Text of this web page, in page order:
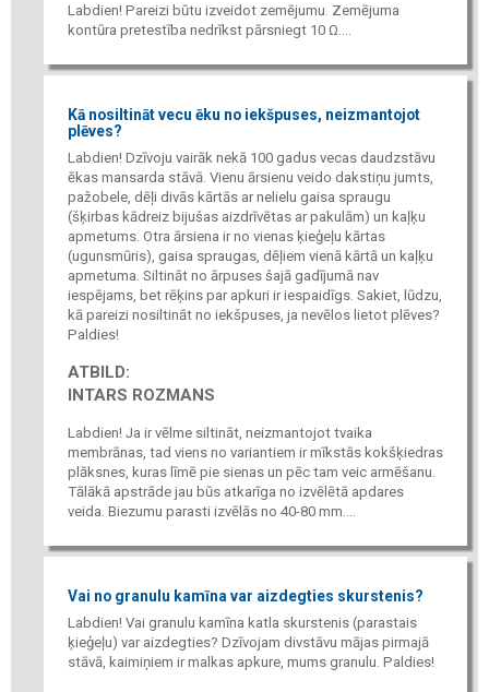
Labdien! Pareizi būtu izveidot zemējumu. Zemējuma
kontūra pretestība nedrīkst pārsniegt 10 Ω....
Kā nosiltināt vecu ēku no iekšpuses, neizmantojot
plēves?
Labdien! Dzīvoju vairāk nekā 100 gadus vecas daudzstāvu
ēkas mansarda stāvā. Vienu ārsienu veido dakstiņu jumts,
pažobele, dēļi divās kārtās ar nelielu gaisa spraugu
(šķirbas kādreiz bijušas aizdrīvētas ar pakulām) un kaļķu
apmetums. Otra ārsiena ir no vienas ķieģeļu kārtas
(ugunsmūris), gaisa spraugas, dēļiem vienā kārtā un kaļķu
apmetuma. Siltināt no ārpuses šajā gadījumā nav
iespējams, bet rēķins par apkuri ir iespaidīgs. Sakiet, lūdzu,
kā pareizi nosiltināt no iekšpuses, ja nevēlos lietot plēves?
Paldies!
ATBILD:
INTARS ROZMANS
Labdien! Ja ir vēlme siltināt, neizmantojot tvaika
membrānas, tad viens no variantiem ir mīkstās kokšķiedras
plāksnes, kuras līmē pie sienas un pēc tam veic armēšanu.
Tālākā apstrāde jau būs atkarīga no izvēlētā apdares
veida. Biezumu parasti izvēlās no 40-80 mm....
Vai no granulu kamīna var aizdegties skurstenis?
Labdien! Vai granulu kamīna katla skurstenis (parastais
ķieģeļu) var aizdegties? Dzīvojam divstāvu mājas pirmajā
stāvā, kaimiņiem ir malkas apkure, mums granulu. Paldies!